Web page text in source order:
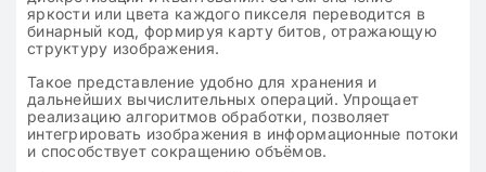
яркости или цвета каждого пикселя переводится в
бинарный код, формируя карту битов, отражающую
структуру изображения.
Такое представление удобно для хранения и
дальнейших вычислительных операций. Упрощает
реализацию алгоритмов обработки, позволяет
интегрировать изображения в информационные потоки
и способствует сокращению объёмов.